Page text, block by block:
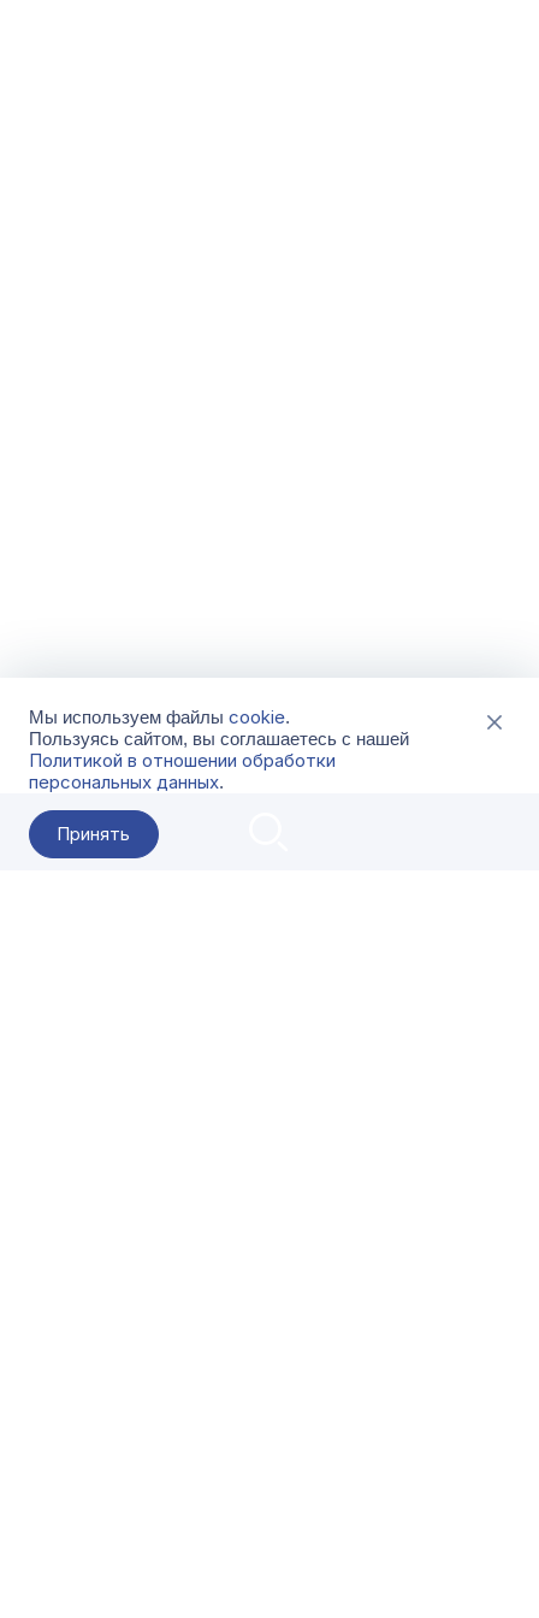
Мы используем файлы cookie.
Пользуясь сайтом, вы соглашаетесь с нашей
Политикой в отношении обработки
персональных данных.
Принять